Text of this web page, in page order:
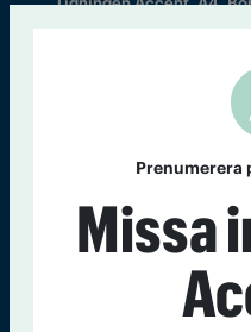
Chefredaktör och ansvarig
Kontakt Om Tidningen
Läs tidigare
Prenumerera
Missa